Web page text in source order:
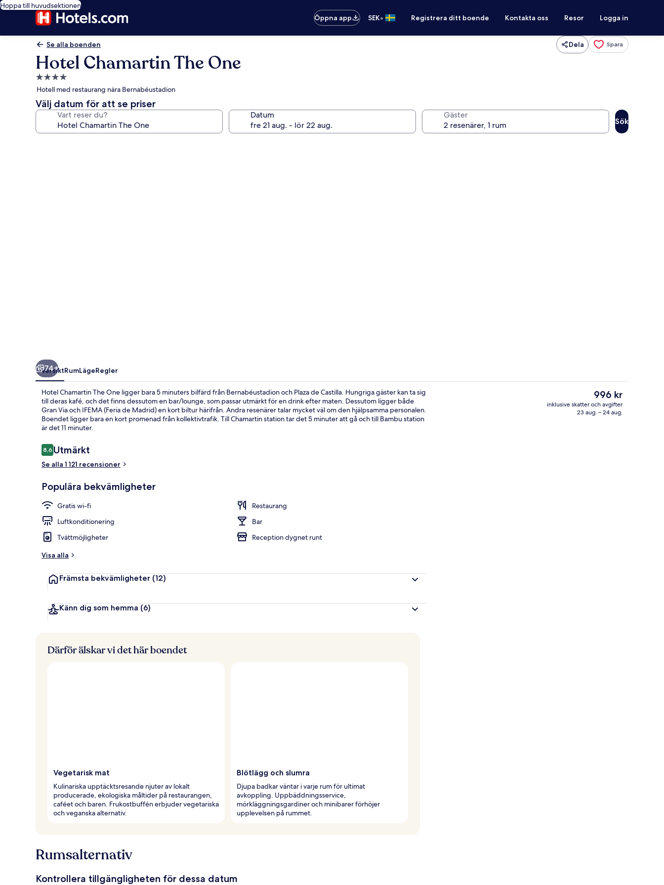
Hoppa till huvudsektionen
Öppna app
SEK• Registrera ditt boende Kontakta oss Resor Logga in
Se alla boenden Dela Spara
Hotel Chamartin The One
4.0-
stjärnigt
boende
Hotell med restaurang nära Bernabéustadion
Välj datum för att se priser
Vart reser du? Datum Gäster
Sök
Minibar, värdeförvaringsskåp på rummet och skrivbordJuniorsvit | Minibar,
74+
ÖversiktRumLägeRegler
Hotel Chamartin The One ligger bara 5 minuters bilfärd från Bernabéustadion och Plaza de Castilla. Hungriga gäster kan ta sig
till deras kafé, och det finns dessutom en bar/lounge, som passar utmärkt för en drink efter maten. Dessutom ligger både
Gran Via och IFEMA (Feria de Madrid) en kort biltur härifrån. Andra resenärer talar mycket väl om den hjälpsamma personalen.
Boendet ligger bara en kort promenad från kollektivtrafik. Till Chamartin station tar det 5 minuter att gå och till Bambu station
är det 11 minuter.
Recensioner
8,68,6 av 10,
Utmärkt
Se alla 1 121 recensioner
Populära bekvämligheter
Gratis wi-fi
Restaurang
Luftkonditionering
Bar
Tvättmöjligheter
Reception dygnet runt
Visa alla
Främsta bekvämligheter (12)
Känn dig som hemma (6)
Det
nuvarande
priset
996 kr
inklusive skatter och avgifter
23 aug. – 24 aug.
Därför älskar vi det här boendet
Vegetarisk mat
Kulinariska upptäcktsresande njuter av lokalt
producerade, ekologiska måltider på restaurangen,
caféet och baren. Frukostbuffén erbjuder vegetariska
och veganska alternativ.
Blötlägg och slumra
Djupa badkar väntar i varje rum för ultimat
avkoppling. Uppbäddningsservice,
mörkläggningsgardiner och minibarer förhöjer
upplevelsen på rummet.
Rumsalternativ
Kontrollera tillgängligheten för dessa datum